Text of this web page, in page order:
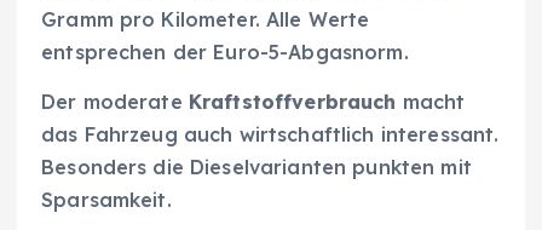
Gramm pro Kilometer. Alle Werte
entsprechen der Euro-5-Abgasnorm.
Der moderate Kraftstoffverbrauch macht
das Fahrzeug auch wirtschaftlich interessant.
Besonders die Dieselvarianten punkten mit
Sparsamkeit.